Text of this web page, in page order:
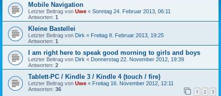
Mobile Navigation
Letzter Beitrag von Uwe « Sonntag 24. Februar 2013, 06:11
Antworten: 1
Kleine Bastellei
Letzter Beitrag von Dirk « Freitag 8. Februar 2013, 19:25
Antworten: 1
I am right here to speak good morning to girls and boys
Letzter Beitrag von Dirk « Donnerstag 22. November 2012, 19:39
Antworten: 2
Tablett-PC / Kindle 3 / Kindle 4 (touch / fire)
Letzter Beitrag von Uwe « Freitag 16. November 2012, 12:11
Antworten: 36 1 2 3